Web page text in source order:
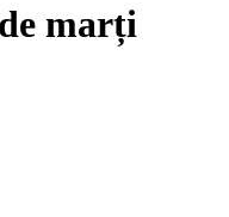
marți